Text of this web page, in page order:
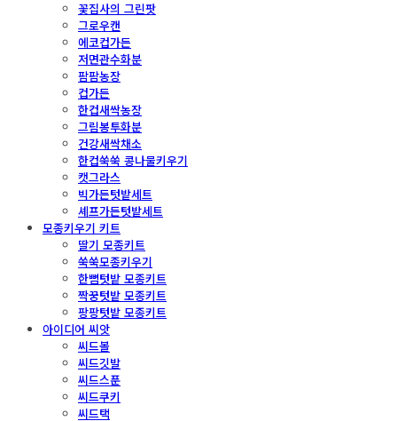
꽃집사의 그린팟
그로우캔
에코컵가든
저면관수화분
팜팜농장
컵가든
한컵새싹농장
그림봉투화분
건강새싹채소
한컵쑥쑥 콩나물키우기
캣그라스
빅가든텃밭세트
셰프가든텃밭세트
모종키우기 키트
딸기 모종키트
쑥쑥모종키우기
한뼘텃밭 모종키트
짝꿍텃밭 모종키트
팡팡텃밭 모종키트
아이디어 씨앗
씨드볼
씨드깃발
씨드스푼
씨드쿠키
씨드택